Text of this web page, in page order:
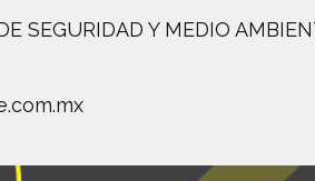
SEGURIDAD Y MEDIO